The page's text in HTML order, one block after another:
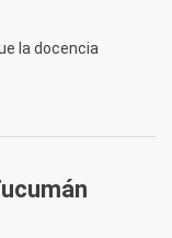
la docencia